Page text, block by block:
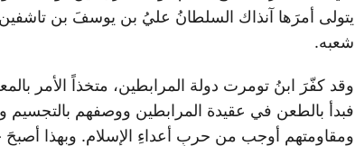
شعبه.
وقد كفّرَ ابنُ تومرت دولة المرابطين، متخذاً الأمر
فبدأ بالطعن في عقيدة المرابطين ووصفهم بالتجسيم
ومقاومتهم أوجب من حربِ أعداءِ الإسلام. وبهذا أصبحَ